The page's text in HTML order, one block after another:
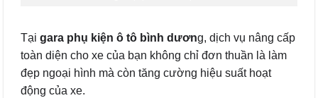
Tại gara phụ kiện ô tô bình dương, dịch vụ nâng cấp
toàn diện cho xe của bạn không chỉ đơn thuần là làm
đẹp ngoại hình mà còn tăng cường hiệu suất hoạt
động của xe.